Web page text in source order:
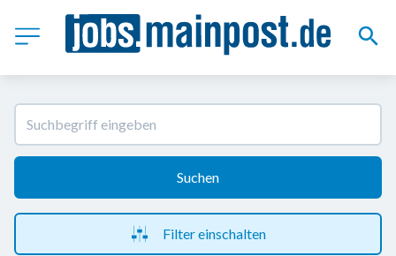
Suchen
Filter einschalten